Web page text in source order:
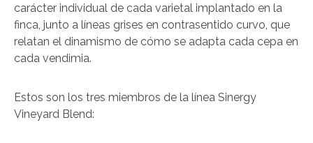
carácter individual de cada varietal implantado en la
finca, junto a líneas grises en contrasentido curvo, que
relatan el dinamismo de cómo se adapta cada cepa en
cada vendimia.
Estos son los tres miembros de la línea Sinergy
Vineyard Blend: